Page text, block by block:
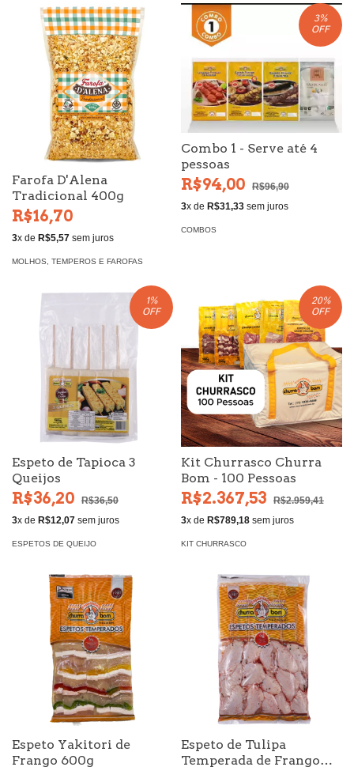
Farofa D'Alena
Tradicional 400g
R$16,70
3x de R$5,57 sem juros
MOLHOS, TEMPEROS E FAROFAS
3%
OFF
Combo 1 - Serve até 4
pessoas
R$94,00
R$96,90
3x de R$31,33 sem juros
COMBOS
1%
OFF
Espeto de Tapioca 3
Queijos
R$36,20
R$36,50
3x de R$12,07 sem juros
ESPETOS DE QUEIJO
20%
OFF
Kit Churrasco Churra
Bom - 100 Pessoas
R$2.367,53
R$2.959,41
3x de R$789,18 sem juros
KIT CHURRASCO
Espeto Yakitori de
Frango 600g
Espeto de Tulipa
Temperada de Frango